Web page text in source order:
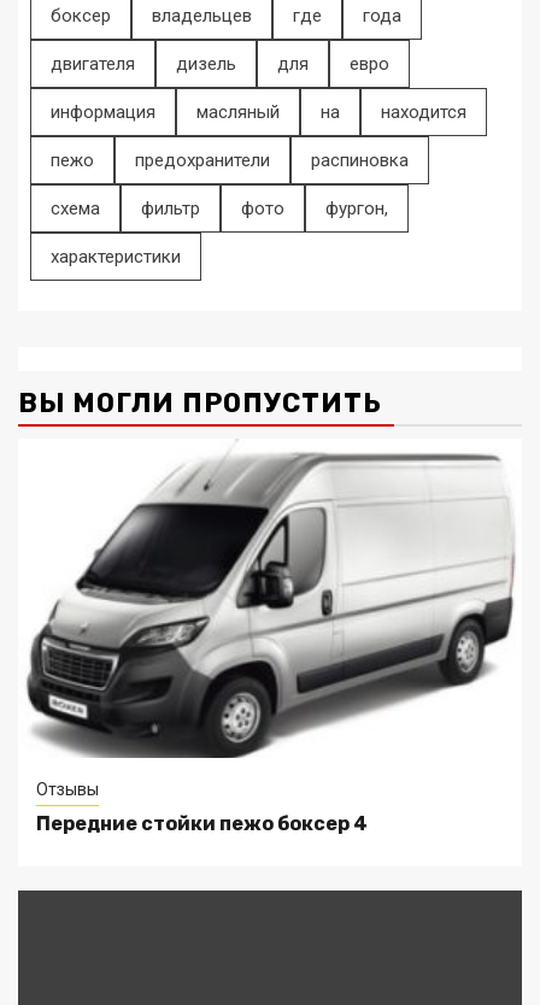
боксер владельцев где года
двигателя дизель для евро
информация масляный на находится
пежо предохранители распиновка
схема фильтр фото фургон,
характеристики
ВЫ МОГЛИ ПРОПУСТИТЬ
Отзывы
Передние стойки пежо боксер 4